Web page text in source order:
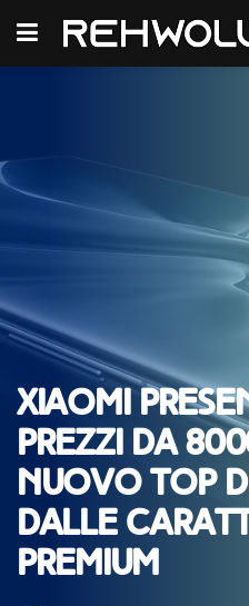
Xiaomi
prezzi da
nuovo top
dalle
premium